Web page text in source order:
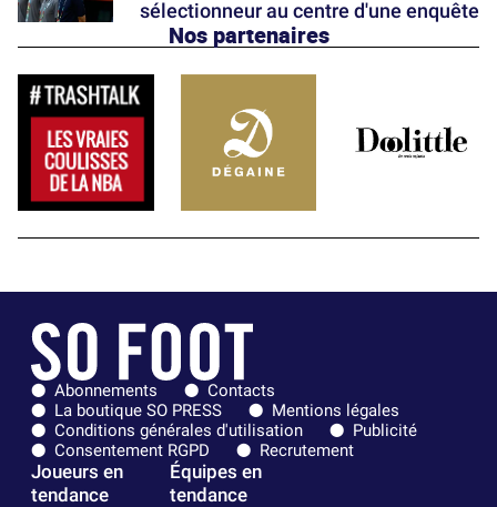
sélectionneur au centre d'une enquête
Nos partenaires
Abonnements
Contacts
La boutique SO PRESS
Mentions légales
Conditions générales d'utilisation
Publicité
Consentement RGPD
Recrutement
Joueurs en
tendance
Équipes en
tendance